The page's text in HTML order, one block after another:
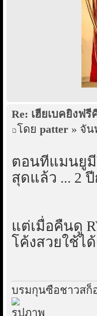
Re: เฮียเบคยิงฟ
โดย patter » จัน
ตอนที่แมนยูมี
สุดแล้ว ... 2
แต่เมื่อคืนดู
โค้งสวยใช้ไ
บรมกุนซือชาวสก็